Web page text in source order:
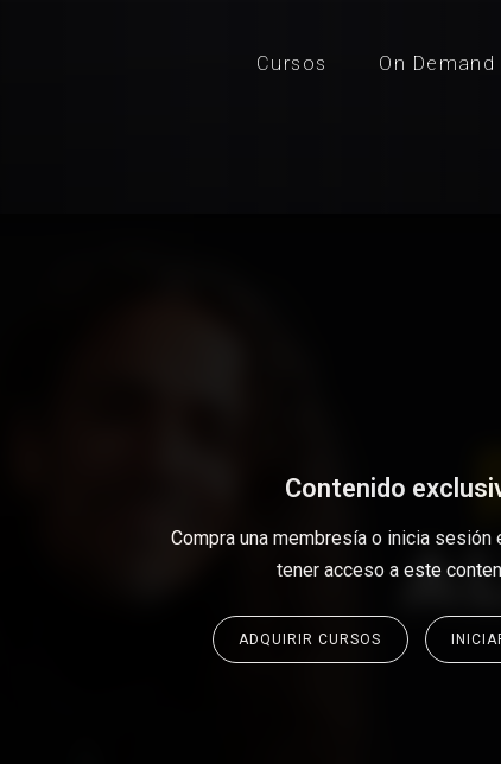
Cursos On Demand
Contenido
Compra una membresía o inicia sesión
tener acceso a este
ADQUIRIR CURSOS